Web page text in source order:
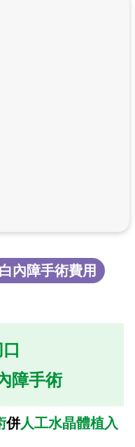
內障手術費用
障手術
併人工水晶體植入